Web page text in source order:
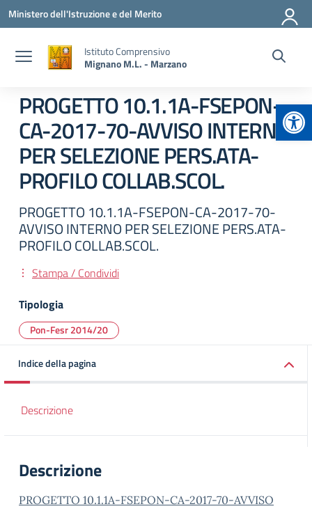
Vai ai contenuti
Vai al menu di navigazione
Vai al footer
Ministero dell'Istruzione e del Merito
Istituto Comprensivo
Mignano M.L. - Marzano
PROGETTO 10.1.1A-FSEPON-
CA-2017-70-AVVISO INTERNO
PER SELEZIONE PERS.ATA-
PROFILO COLLAB.SCOL.
PROGETTO 10.1.1A-FSEPON-CA-2017-70-
AVVISO INTERNO PER SELEZIONE PERS.ATA-
PROFILO COLLAB.SCOL.
Stampa / Condividi
Tipologia
Pon-Fesr 2014/20
Indice della pagina
Descrizione
Descrizione
PROGETTO 10.1.1A-FSEPON-CA-2017-70-AVVISO